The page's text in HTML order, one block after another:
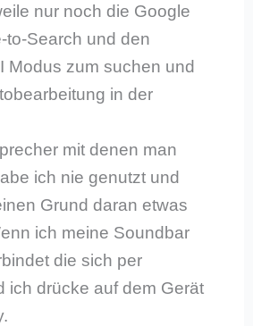
nur noch die Google
to-Search und den
Modus zum suchen und
in der
mit denen man
ich nie genutzt und
Grund daran etwas
ich meine Soundbar
die sich per
ich drücke auf dem Gerät